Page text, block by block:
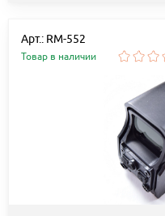
Арт.: RM-552
Товар в наличии